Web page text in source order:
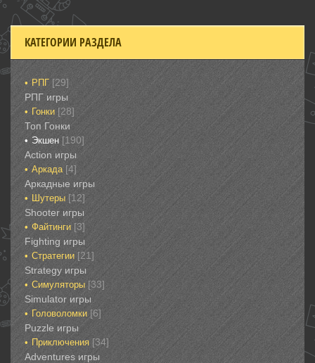
КАТЕГОРИИ РАЗДЕЛА
РПГ [29]
РПГ игры
Гонки‎ [28]
Топ Гонки‎
Экшен [190]
‎Action игры
Аркада‎ [4]
Аркадные игры
Шутеры‎ [12]
‎Shooter игры
Файтинги‎ [3]
Fighting игры
Стратегии‎ [21]
Strategy игры
Симуляторы‎ [33]
Simulator игры
Головоломки‎ [6]
Puzzle игры
Приключения‎ [34]
Adventures игры